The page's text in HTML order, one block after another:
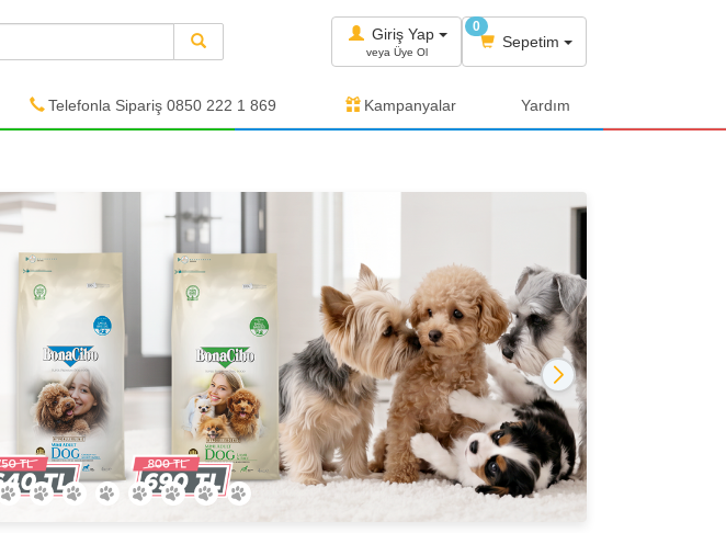
Giriş Yap
veya Üye Ol
Sepetim
0
Telefonla Sipariş 0850 222 1 869 Kampanyalar Yardım